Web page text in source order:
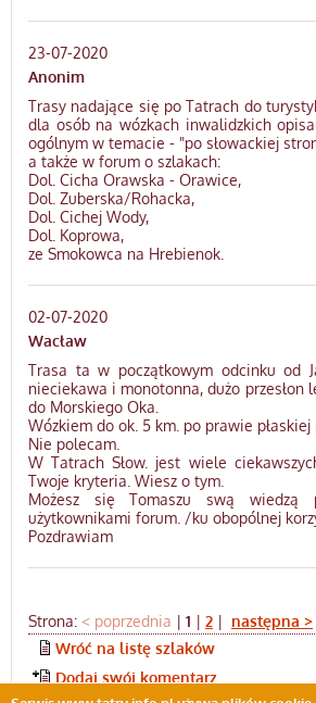
23-07-2020
Anonim
Trasy nadające się po Tatrach do
dla osób na wózkach inwalidzkich
ogólnym w temacie - "po słowackiej
a także w forum o szlakach:
Dol. Cicha Orawska - Orawice,
Dol. Zuberska/Rohacka,
Dol. Cichej Wody,
Dol. Koprowa,
ze Smokowca na Hrebienok.
02-07-2020
Wacław
Trasa ta w początkowym odcinku od
nieciekawa i monotonna, dużo przesłon
do Morskiego Oka.
Wózkiem do ok. 5 km. po prawie płaskiej
Nie polecam.
W Tatrach Słow. jest wiele
Twoje kryteria. Wiesz o tym.
Możesz się Tomaszu swą wiedzą
użytkownikami forum. /ku obopólnej
Pozdrawiam
Strona: < poprzednia | 1 | 2 | następna >
Wróć na listę szlaków
Dodaj swój komentarz